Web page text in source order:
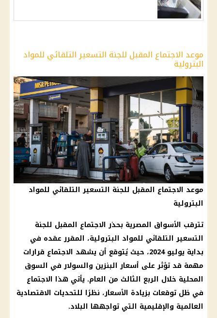
موعد الاجتماع المقبل للجنة التسعير التلقائي للمواد
البترولية
موعد الاجتماع المقبل للجنة التسعير التلقائي للمواد
البترولية
تترقب الأسواق المصرية بحذر الاجتماع المقبل للجنة
التسعير التلقائي للمواد البترولية، المقرر عقده في
بداية يوليو 2024، حيث يُتوقع أن يشهد الاجتماع قرارات
مهمة قد تؤثر على أسعار البنزين والسولار في السوق
المحلية خلال الربع الثالث من العام. يأتي هذا الاجتماع
في ظل توقعات بزيادة الأسعار، نظرًا للتحديات الاقتصادية
العالمية والإقليمية التي تواجهها البلاد.